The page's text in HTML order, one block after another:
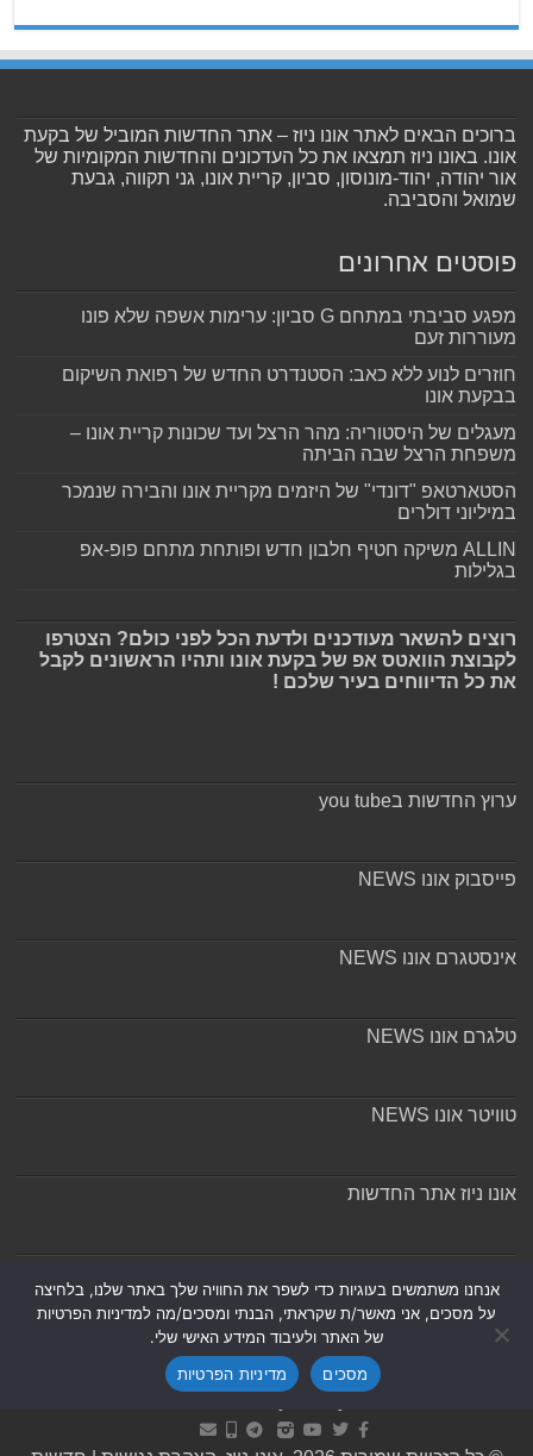
ברוכים הבאים לאתר אונו ניוז – אתר החדשות המוביל של בקעת
אונו. באונו ניוז תמצאו את כל העדכונים והחדשות המקומיות של
אור יהודה, יהוד-מונוסון, סביון, קריית אונו, גני תקווה, גבעת
שמואל והסביבה.
פוסטים אחרונים
מפגע סביבתי במתחם G סביון: ערימות אשפה שלא פונו
מעוררות זעם
חוזרים לנוע ללא כאב: הסטנדרט החדש של רפואת השיקום
בבקעת אונו
מעגלים של היסטוריה: מהר הרצל ועד שכונות קריית אונו –
משפחת הרצל שבה הביתה
הסטארטאפ "דונדי" של היזמים מקריית אונו והבירה שנמכר
במיליוני דולרים
ALLIN משיקה חטיף חלבון חדש ופותחת מתחם פופ-אפ
בגלילות
רוצים להשאר מעודכנים ולדעת הכל לפני כולם? הצטרפו
לקבוצת הוואטס אפ של בקעת אונו ותהיו הראשונים לקבל
את כל הדיווחים בעיר שלכם !
ערוץ החדשות בyou tube
פייסבוק אונו NEWS
אינסטגרם אונו NEWS
טלגרם אונו NEWS
טוויטר אונו NEWS
אונו ניוז אתר החדשות
אנחנו משתמשים בעוגיות כדי לשפר את החוויה שלך באתר שלנו, בלחיצה
על מסכים, אני מאשר/ת שקראתי, הבנתי ומסכים/מה למדיניות הפרטיות
של האתר ולעיבוד המידע האישי שלי.
מסכים
מדיניות הפרטיות